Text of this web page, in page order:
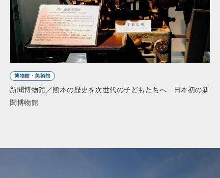
博物館・美術館
新聞博物館／熊本の歴史を次世代の子どもたちへ 日本初の新
聞博物館